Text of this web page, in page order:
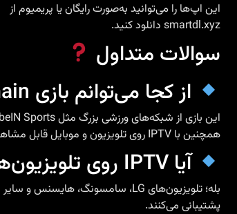
این اپ‌ها را می‌توانید به‌صورت رایگان یا پریمیوم از
smartdl.xyz دانلود کنید.
سوالات متداول
از کجا می‌توانم بازی Barcelona vs Paris Saint-Germain را ببینم؟
این بازی از شبکه‌های ورزشی بزرگ مثل beIN Sports و BT Sport پخش می‌شود و
همچنین با IPTV روی تلویزیون و موبایل قابل مشاهده است.
آیا IPTV روی تلویزیون‌های هوشمند پشتیبانی می‌شود؟
بله؛ تلویزیون‌های LG، سامسونگ، هایسنس و سایر برندها از اپلیکیشن‌های IPTV
پشتیبانی می‌کنند.